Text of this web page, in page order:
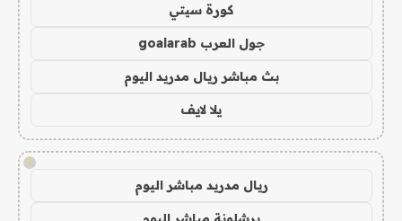
كورة سيتي
جول العرب goalarab
بث مباشر ريال مدريد اليوم
يلا لايف
!
ريال مدريد مباشر اليوم